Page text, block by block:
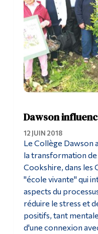
Dawson
12 JUIN 2018
Le Collège Dawson
la transformation
Cookshire, dans les
"école vivante" qui
aspects du
réduire le stress et
positifs, tant
d'une connexion